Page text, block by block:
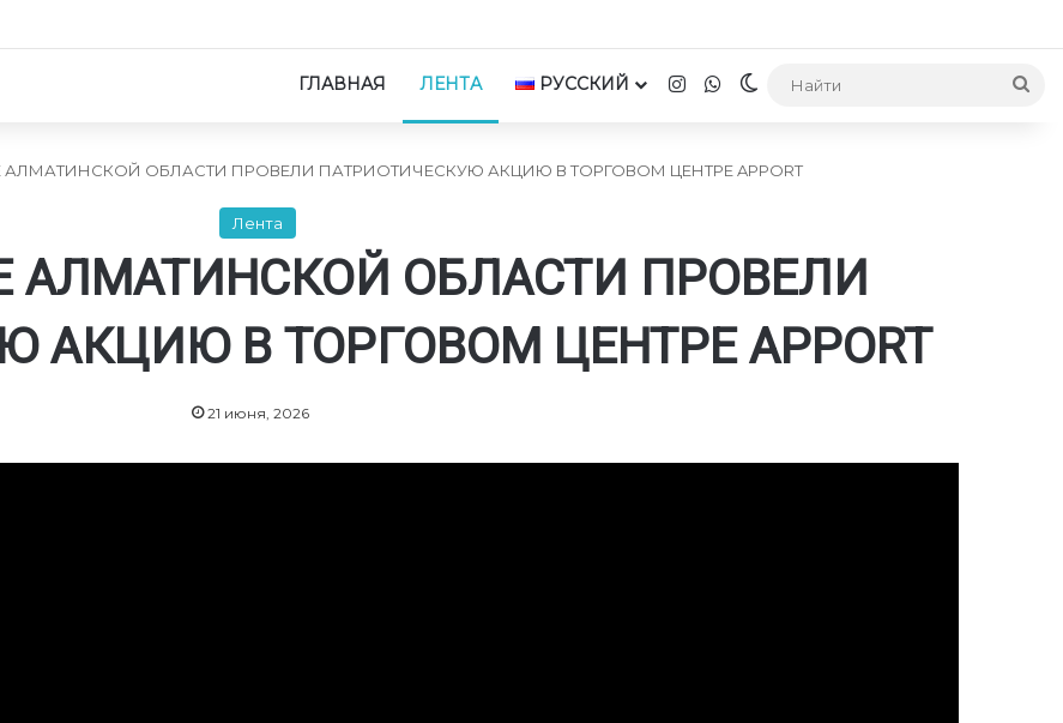
ГЛАВНАЯ ЛЕНТА РУССКИЙ InstagramWhatsApp
Switch skin
ОБЛАСТИ ПРОВЕЛИ ПАТРИОТИЧЕСКУЮ АКЦИЮ В ТОРГОВОМ ЦЕНТРЕ APPORT
Лента
АЛМАТИНСКОЙ ОБЛАСТИ ПРОВЕЛИ
АКЦИЮ В ТОРГОВОМ ЦЕНТРЕ APPORT
21 июня, 2026